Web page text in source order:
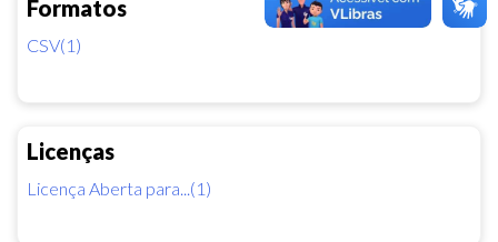
Formatos
CSV(1)
Licenças
Licença Aberta para...(1)